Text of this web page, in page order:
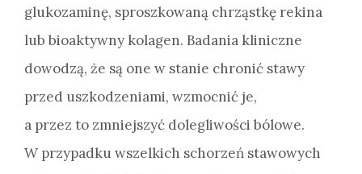
glukozaminę, sproszkowaną chrząstkę rekina
lub bioaktywny kolagen. Badania kliniczne
dowodzą, że są one w stanie chronić stawy
przed uszkodzeniami, wzmocnić je,
a przez to zmniejszyć dolegliwości bólowe.
W przypadku wszelkich schorzeń stawowych